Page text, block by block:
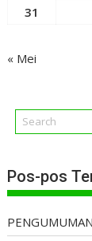
31
« Mei
Pos-pos